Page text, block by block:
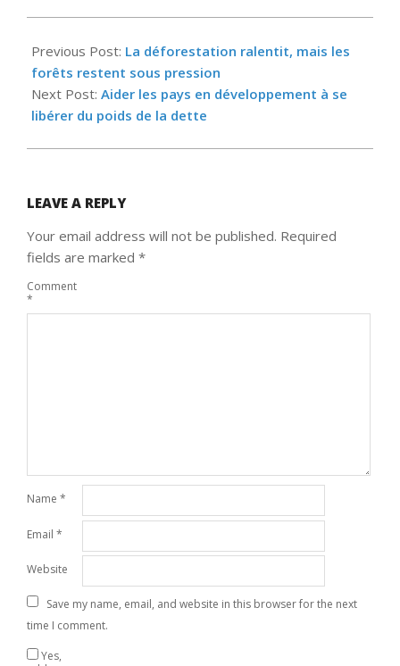
10-
22
Previous Post: La déforestation ralentit, mais les
forêts restent sous pression
Next Post: Aider les pays en développement à se
libérer du poids de la dette
LEAVE A REPLY
Your email address will not be published. Required
fields are marked *
Comment
*
Name *
Email *
Website
Save my name, email, and website in this browser for the next
time I comment.
Yes,